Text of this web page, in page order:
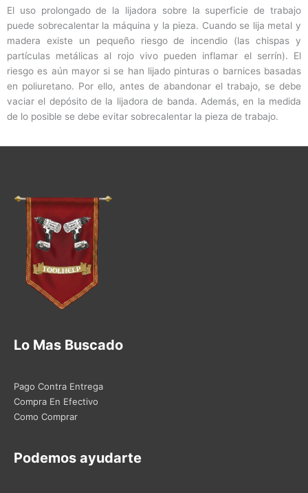
El uso prolongado de la lijadora sobre la superficie de trabajo
puede sobrecalentar la máquina y la pieza. Cuando se lija metal y
madera existe un pequeño riesgo de incendio (las chispas y
partículas metálicas al rojo vivo pueden inflamar el serrín). El
riesgo es aún mayor si se han lijado pinturas o barnices basadas
en poliuretano. Por ello, antes de abandonar el trabajo, se debe
vaciar el depósito de la lijadora de banda. Además, en la medida
de lo posible se debe evitar sobrecalentar la pieza de trabajo.
Lo Mas Buscado
Pago Contra Entrega
Compra En Efectivo
Como Comprar
Podemos ayudarte